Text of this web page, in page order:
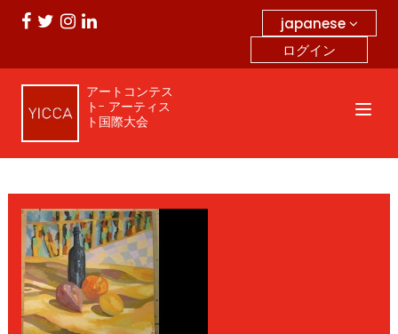
japanese
ログイン
アートコンテス
ト- アーティス
ト国際大会